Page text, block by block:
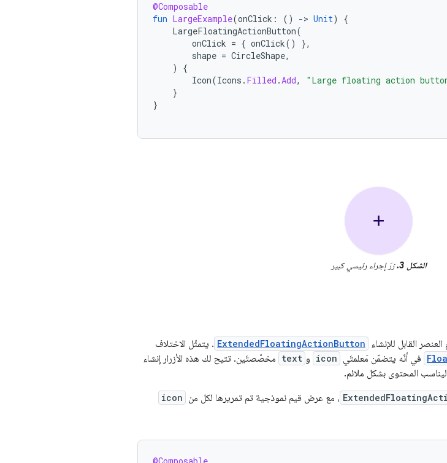
@Composable
fun LargeExample(onClick : () -> Unit)
{
LargeFloatingActionButton(
onClick = { onClick()
},
shape = CircleShape,
)
{
Icon(Icons . Filled .Add, "Large floating action
}
}
الشكل 3. زرّ إجراء رئيسي كبير
القابل للإنشاء ExtendedFloatingActionButton . يتمثّل الاختلاف
في أنّه يتضمّن مَعلمتَي icon و text مخصّصتَين. تتيح لك هذه الأزرار إنشاء
المحتوى بشكل ملائم.
، مع عرض قيم نموذجية تم تمريرها لكل من icon